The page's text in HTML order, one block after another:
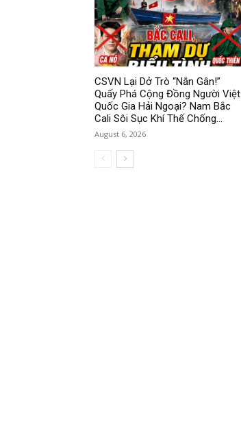
CSVN Lại Dở Trò “Nắn Gân!”
Quấy Phá Cộng Đồng Người Việt
Quốc Gia Hải Ngoại? Nam Bắc
Cali Sôi Sục Khí Thế Chống...
August 6, 2026